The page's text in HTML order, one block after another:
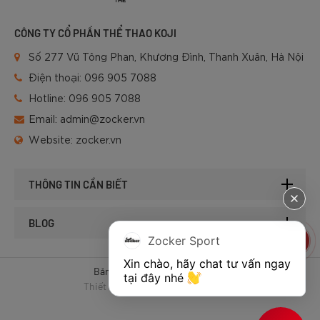
CÔNG TY CỔ PHẦN THỂ THAO KOJI
Số 277 Vũ Tông Phan, Khương Đình, Thanh Xuân, Hà Nội
Điện thoại: 096 905 7088
Hotline: 096 905 7088
Email: admin@zocker.vn
Website: zocker.vn
THÔNG TIN CẦN BIẾT
BLOG
Bản quyền © 2025 của Zocker.
Thiết kế website & SEO - Tất Thành
Zocker Sport
Xin chào, hãy chat tư vấn ngay
tại đây nhé